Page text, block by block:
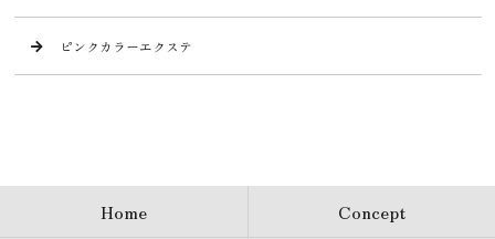
ピンクカラーエクステ
Home
Concept